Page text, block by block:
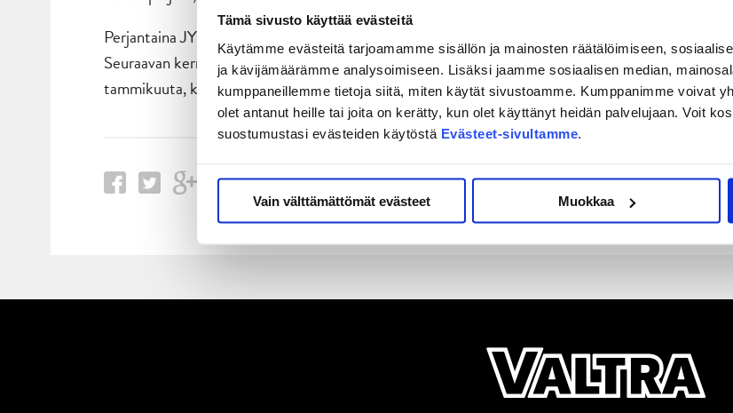
Tämä sivusto käyttää evästeitä
Käytämme evästeitä tarjoamamme sisällön ja mainosten räätälöimiseen,
ja kävijämäärämme analysoimiseen. Lisäksi jaamme sosiaalisen median,
kumppaneillemme tietoja siitä, miten käytät sivustoamme. Kumppanimme voivat
olet antanut heille tai joita on kerätty, kun olet käyttänyt heidän palvelujaan. Voit
suostumustasi evästeiden käytöstä Evästeet-sivultamme.
Vain välttämättömät evästeet Muokkaa
Perjantaina JYP pelaa siis Lahdessa. Vierasturnee jatkuu lauantaina Mikkeliin Jukureiden vieraaksi.
Seuraavan kerran kotikaukalossa LähiTapiola Areenalla CHL-finalisti JYP nähdään ensi tiistaina
tammikuuta, kun vastassa on Rauman Lukko. Osta lippusi otteluunTÄMÄN LINKINkautta.